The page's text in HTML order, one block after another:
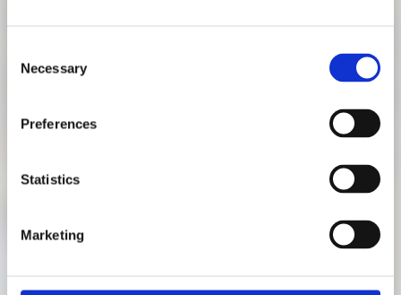
Selection
Necessary
Preferences
Statistics
Marketing
Do, 18:30–19:30 Uhr
Do., 17.07.25 | 18:30 | mit Kristina Pujkilović
Do., 11.09.25 | 18:30 | mit Kristina Pujkilović